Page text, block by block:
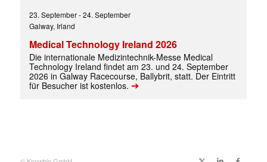
23. September-24. September
Galway, Irland
Medical Technology Ireland 2026
Die internationale Medizintechnik-Messe Medical
Technology Ireland findet am 23. und 24. September
2026 in Galway Racecourse, Ballybrit, statt. Der Eintritt
für Besucher ist kostenlos. ➔